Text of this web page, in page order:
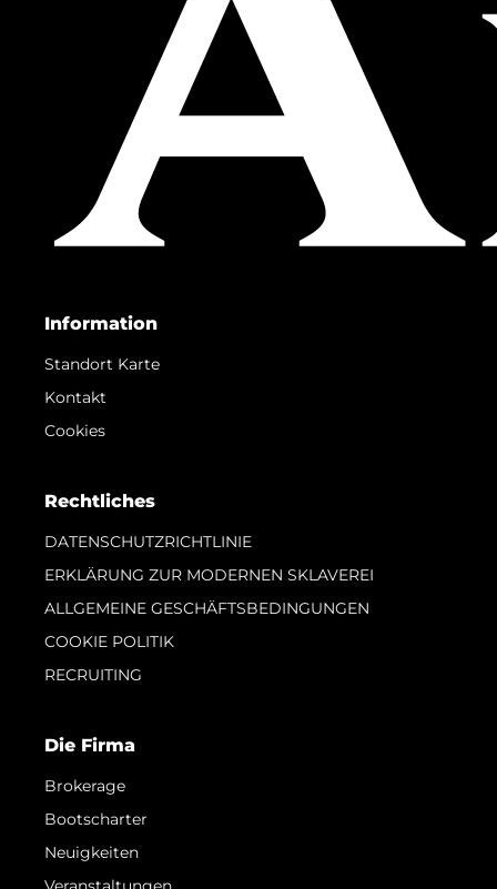
Information
Standort Karte
Kontakt
Cookies
Rechtliches
DATENSCHUTZRICHTLINIE
ERKLÄRUNG ZUR MODERNEN SKLAVEREI
ALLGEMEINE GESCHÄFTSBEDINGUNGEN
COOKIE POLITIK
RECRUITING
Die Firma
Brokerage
Bootscharter
Neuigkeiten